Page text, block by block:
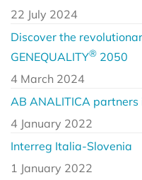
22 July 2024
Discover the
GENEQUALITY® 2050
4 March 2024
AB ANALITICA partners
4 January 2022
Interreg Italia-Slovenia
1 January 2022